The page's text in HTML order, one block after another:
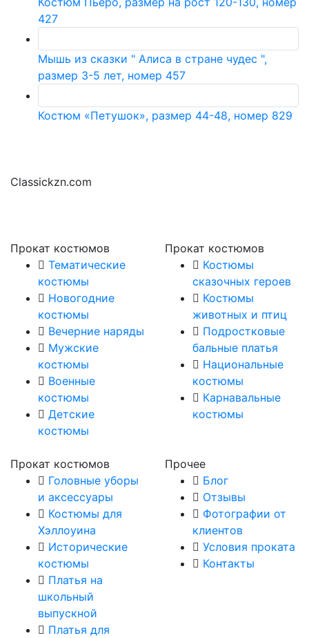
427
Мышь из сказки " Алиса в стране чудес ",
размер 3-5 лет, номер 457
Костюм «Петушок», размер 44-48, номер 829
Classickzn.com
Прокат костюмов
Тематические
костюмы
Новогодние
костюмы
Вечерние наряды
Мужские
костюмы
Военные
костюмы
Детские
костюмы
Прокат костюмов
Костюмы
сказочных героев
Костюмы
животных и птиц
Подростковые
бальные платья
Национальные
костюмы
Карнавальные
костюмы
Прокат костюмов
Головные уборы
и аксессуары
Костюмы для
Хэллоуина
Исторические
костюмы
Платья на
школьный
выпускной
Платья для
Прочее
Блог
Отзывы
Фотографии от
клиентов
Условия проката
Контакты